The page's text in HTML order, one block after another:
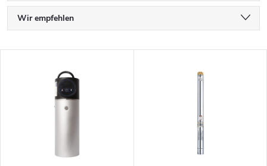
P
r
Wir empfehlen
Meistverkauft
Alphabetisch